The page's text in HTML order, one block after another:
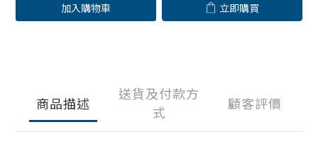
加入購物車 立即購買
商品描述
送貨及付款方
式
顧客評價